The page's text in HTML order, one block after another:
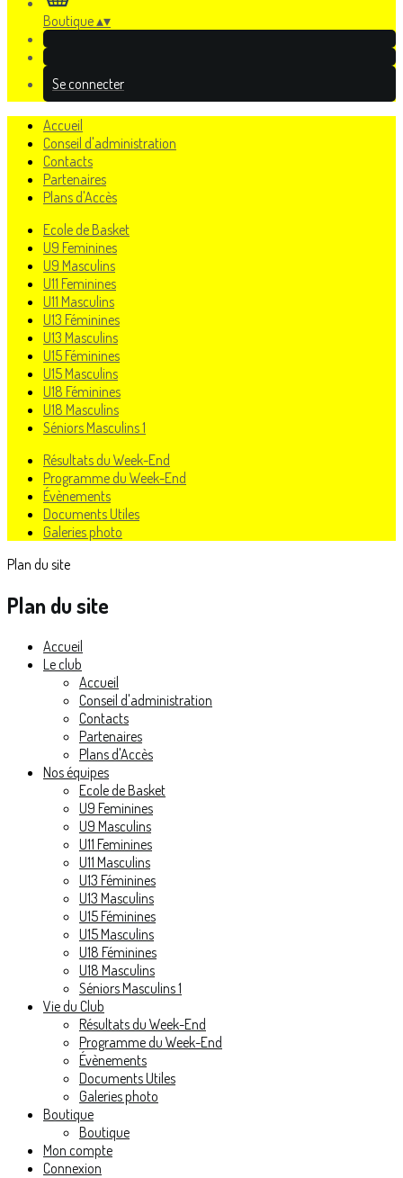
Boutique▴▾
Se connecter
Accueil
Conseil d'administration
Contacts
Partenaires
Plans d'Accès
Ecole de Basket
U9 Feminines
U9 Masculins
U11 Feminines
U11 Masculins
U13 Féminines
U13 Masculins
U15 Féminines
U15 Masculins
U18 Féminines
U18 Masculins
Séniors Masculins 1
Résultats du Week-End
Programme du Week-End
Évènements
Documents Utiles
Galeries photo
Plan du site
Plan du site
Accueil
Le club
Accueil
Conseil d'administration
Contacts
Partenaires
Plans d'Accès
Nos équipes
Ecole de Basket
U9 Feminines
U9 Masculins
U11 Feminines
U11 Masculins
U13 Féminines
U13 Masculins
U15 Féminines
U15 Masculins
U18 Féminines
U18 Masculins
Séniors Masculins 1
Vie du Club
Résultats du Week-End
Programme du Week-End
Évènements
Documents Utiles
Galeries photo
Boutique
Boutique
Mon compte
Connexion